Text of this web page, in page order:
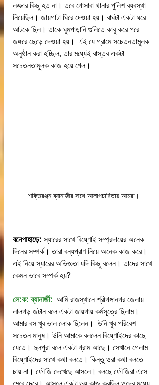
লজ্জার কিছু হত না। তবে গোসাবা থানার পুলিশ ব্যবস্থা
নিয়েছিল। জায়গাটা ঘিরে দেওয়া হয়। বাঘটা একটা ঘরে
আটকে ছিল। তাকে ঘুমপাড়ানি গুলিতে কাবু করে পরে
জঙ্গরে ছেড়ে দেওয়া হয়।  এই যে গ্রামে সচেতনতামূলক
অনুষ্ঠান করা হচ্ছিল, তার মধ্যেই বাস্তব একটা
সচেতনতামূলক কাজ হয়ে গেল।
শক্তিরঞ্জন ব্যানার্জীর সাথে আলাপচারিতায় আমরা।
বনেপাহাড়ে: স্যারের সাথে বিষ্ণোই সম্প্রদায়ের অনেক
দিনের সম্পর্ক। তারা বন্যপ্রাণ নিয়ে অনেক কাজ করে।
এই নিয়ে স্যারের অভিজ্ঞতা যদি কিছু বলেন। তাদের সাথে
কেমন ভাবে সম্পর্ক হয়?
লে:ক: ব্যানার্জী: আমি রাজস্থানে শ্রীগঙ্গানগর জেলায়
লালগড় জটান বলে একটা জায়গায় কর্মসূত্রে ছিলাম।
আমার বস খুব ভাল লোক ছিলেন।  উনি খুব পরিবেশ
সচেতন মানুষ। উনি আমাকে বললেন বিষ্ণোইদের কাছে
যেতে। দুলপুরা বলে একটা গ্রাম আছে। সেখানে গেলাম
বিষ্ণোইদের সাথে কথা বলতে। কিন্তু ওরা কথা বলতে
চায় না। ফৌজি দেখেছে আসলে। বলছে ফৌজিরা এসে